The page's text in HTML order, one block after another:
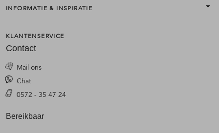
INFORMATIE & INSPIRATIE
KLANTENSERVICE
Contact
Mail ons
Chat
0572 - 35 47 24
Bereikbaar